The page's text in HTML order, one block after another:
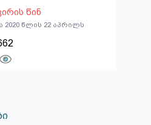
წინ
2020 წლის 22 აპრილს